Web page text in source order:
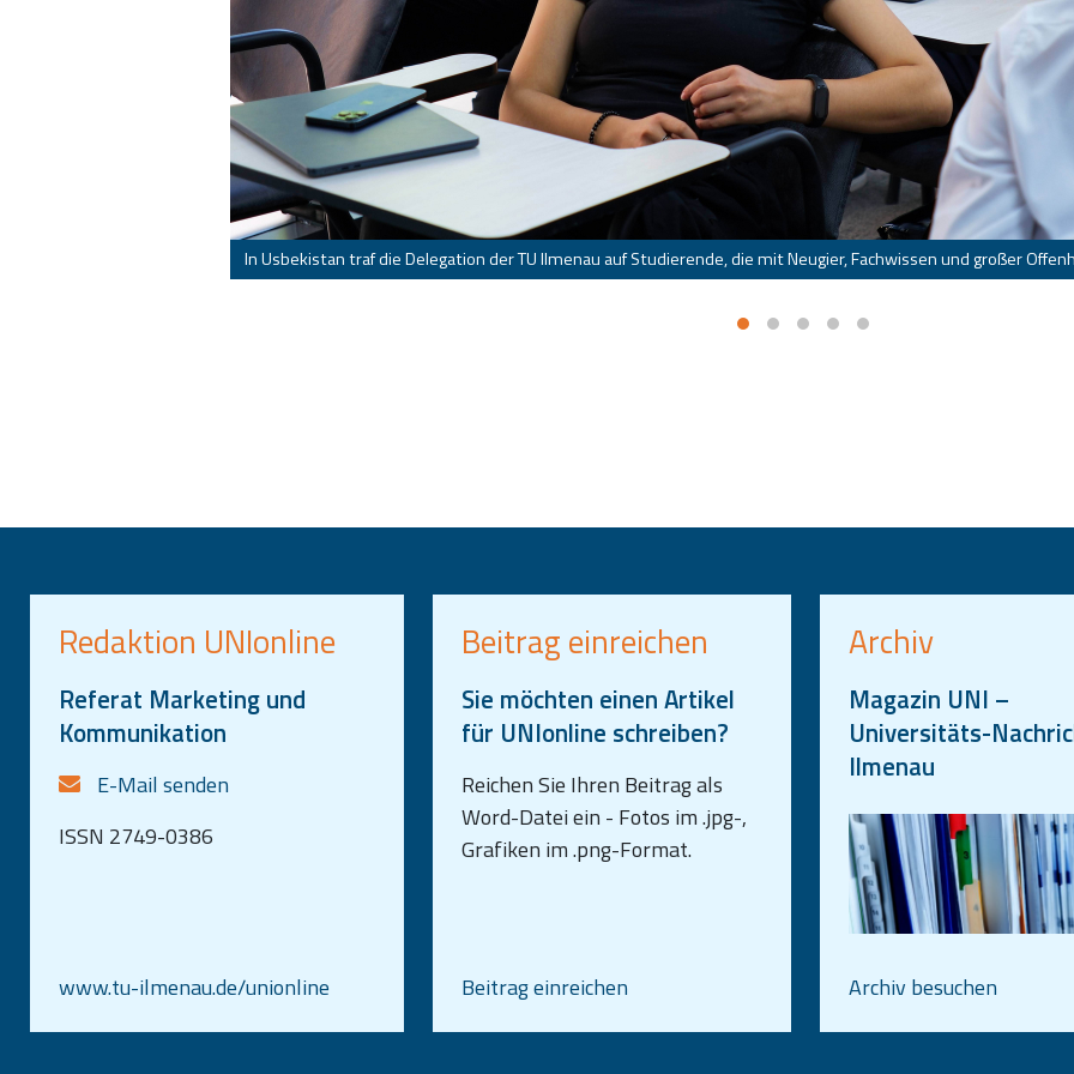
In Usbekistan traf die Delegation der TU Ilmenau auf Studierende, die mit Neugier, Fachwissen und großer
Redaktion UNIonline
Referat Marketing und
Kommunikation
E-Mail senden
www.tu-ilmenau.de/unionline
ISSN 2749-0386
Beitrag einreichen
Sie möchten einen Artikel
für UNIonline schreiben?
Reichen Sie Ihren Beitrag als
Word-Datei ein - Fotos im .jpg-,
Grafiken im .png-Format.
Beitrag einreichen
Archiv
Magazin UNI –
Universitäts-
Ilmenau
Archiv besuchen